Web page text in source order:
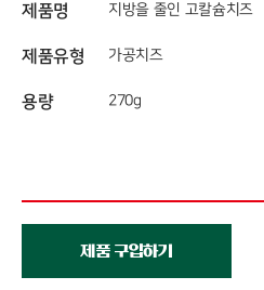
제품명 지방을 줄인 고칼슘치즈
제품유형 가공치즈
용량 270g
제품 구입하기